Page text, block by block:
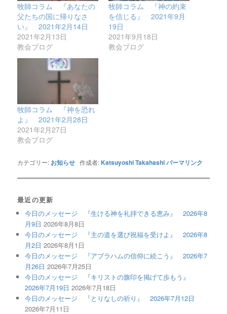
牧師コラム 『あなたの
父たちの国に帰りなさ
い』 2021年2月14日
2021年2月13日
教会ブログ
牧師コラム 『神の約束
を信じる』 2021年9月
19日
2021年9月18日
教会ブログ
牧師コラム 『神を恐れ
よ』 2021年2月28日
2021年2月27日
教会ブログ
カテゴリー: お知らせ 作成者: Katsuyoshi Takahashiパーマリンク
最近の更新
今日のメッセージ 『生ける神を礼拝できる恵み』 2026年8
月9日 2026年8月8日
今日のメッセージ 『主の道を選び祝福を受けよ』 2026年8
月2日 2026年8月1日
今日のメッセージ 『アブラハムの信仰に続こう』 2026年7
月26日 2026年7月25日
今日のメッセージ 『キリストの旗印を掲げて歩もう』
2026年7月19日 2026年7月18日
今日のメッセージ 『とりなしの祈り』 2026年7月12日
2026年7月11日